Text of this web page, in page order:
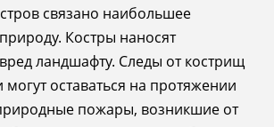
связано наибольшее
Костры наносят
ландшафту. Следы от кострищ
оставаться на протяжении
пожары, возникшие от